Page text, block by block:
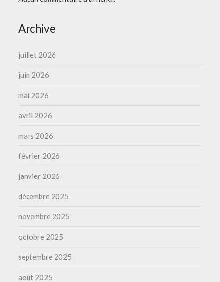
Archive
juillet 2026
juin 2026
mai 2026
avril 2026
mars 2026
février 2026
janvier 2026
décembre 2025
novembre 2025
octobre 2025
septembre 2025
août 2025